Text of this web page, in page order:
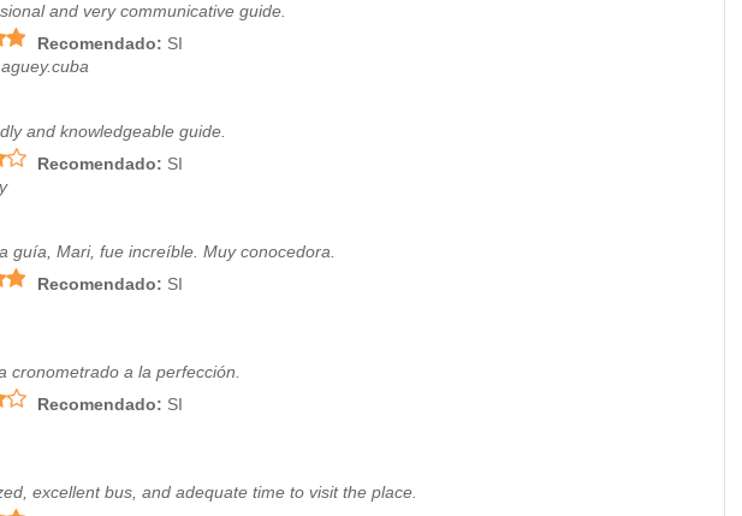
and very communicative guide.
Recomendado: SI
and knowledgeable guide.
Recomendado: SI
guía, Mari, fue increíble. Muy conocedora.
Recomendado: SI
cronometrado a la perfección.
Recomendado: SI
excellent bus, and adequate time to visit the place.